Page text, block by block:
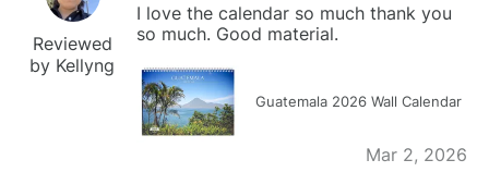
Reviewed
by Kellyng
I love the calendar so much thank you
so much. Good material.
Guatemala 2026 Wall Calendar
Mar 2, 2026